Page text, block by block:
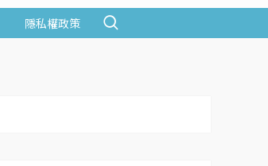
隱私權政策